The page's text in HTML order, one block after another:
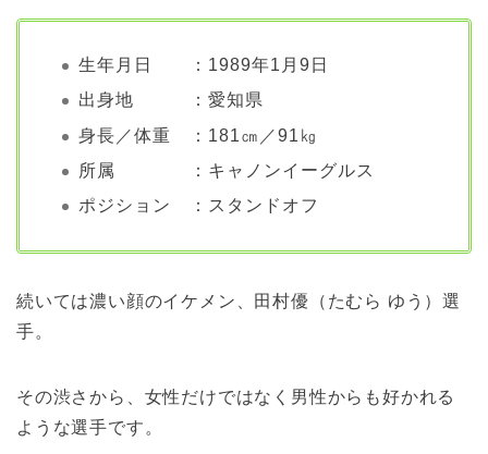
生年月日 ：1989年1月9日
出身地 ：愛知県
身長／体重 ：181㎝／91㎏
所属 ：キャノンイーグルス
ポジション ：スタンドオフ
続いては濃い顔のイケメン、田村優（たむら ゆう）選
手。
その渋さから、女性だけではなく男性からも好かれる
ような選手です。